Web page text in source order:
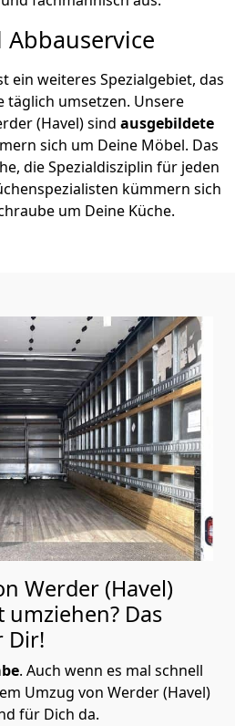
ein weiteres Spezialgebiet, das
täglich umsetzen. Unsere
(Havel) sind ausgebildete
sich um Deine Möbel. Das
die Spezialdisziplin für jeden
kümmern sich
um Deine Küche.
Werder (Havel)
umziehen? Das
Dir!
. Auch wenn es mal schnell
Umzug von Werder (Havel)
für Dich da.